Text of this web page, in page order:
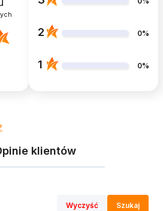
2 0%
1 0%
klientów
Wyczyść Szukaj